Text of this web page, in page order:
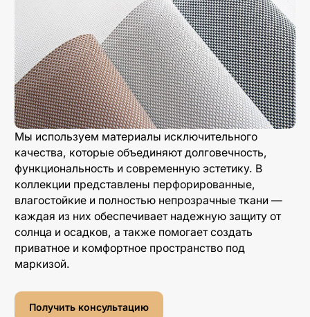
Мы используем материалы исключительного
качества, которые объединяют долговечность,
функциональность и современную эстетику. В
коллекции представлены перфорированные,
влагостойкие и полностью непрозрачные ткани —
каждая из них обеспечивает надежную защиту от
солнца и осадков, а также помогает создать
приватное и комфортное пространство под
маркизой.
Получить консультацию